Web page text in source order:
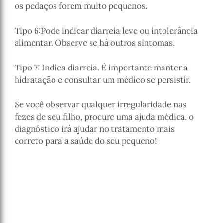
os pedaços forem muito pequenos.
Tipo 6:Pode indicar diarreia leve ou intolerância
alimentar. Observe se há outros sintomas.
Tipo 7: Indica diarreia. É importante manter a
hidratação e consultar um médico se persistir.
Se você observar qualquer irregularidade nas
fezes de seu filho, procure uma ajuda médica, o
diagnóstico irá ajudar no tratamento mais
correto para a saúde do seu pequeno!